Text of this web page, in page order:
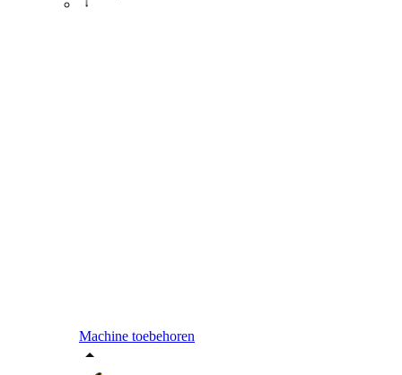
Machine toebehoren